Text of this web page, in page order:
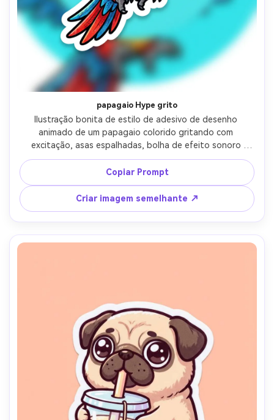
papagaio Hype grito
Ilustração bonita de estilo de adesivo de desenho
animado de um papagaio colorido gritando com
excitação, asas espalhadas, bolha de efeito sonoro
estilizada, contorno ousado, borda branca cortada,
fundo ciano brilhante, sombreamento em quadrinhos
perfurador, vibração de adesivo de bate-papo de alta
energia, lente de 85mm, profundidade de campo rasa,
iluminação cinematográfica suave-AR 4:5
Copiar Prompt
Criar imagem semelhante ↗
IA sem limites.
100% grátis!
Comece Grátis →